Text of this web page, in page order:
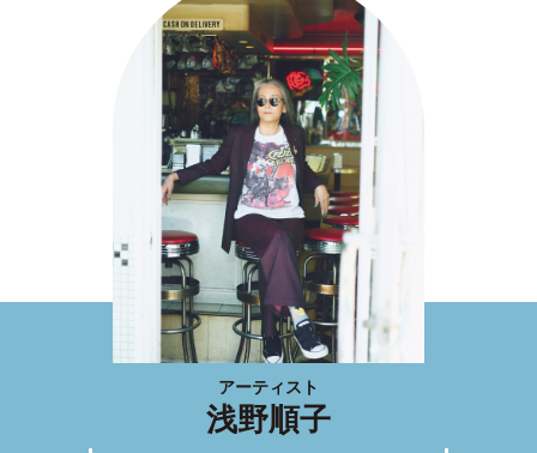
アーティスト
浅野順子